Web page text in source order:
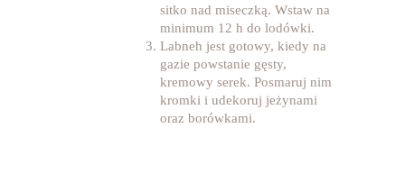
sitko nad miseczką. Wstaw na
minimum 12 h do lodówki.
Labneh jest gotowy, kiedy na
gazie powstanie gęsty,
kremowy serek. Posmaruj nim
kromki i udekoruj jeżynami
oraz borówkami.